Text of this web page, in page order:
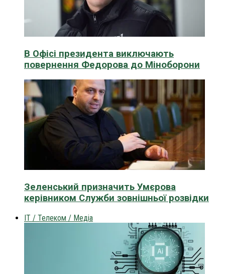
В Офісі президента виключають
повернення Федорова до Міноборони
Зеленський призначить Умєрова
керівником Служби зовнішньої розвідки
IT / Телеком / Медіа